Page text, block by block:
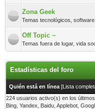
Zona Geek
Temas tecnológicos,
Off Topic ~
Temas fuera de lugar, vida
Estadísticas del foro
Quién está en línea [Lista
224 usuarios activo(s) en los
Bing, Yandex, Baidu, Applebot,